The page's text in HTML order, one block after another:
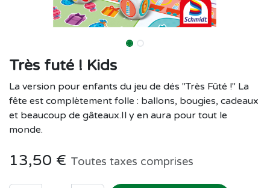
Très futé ! Kids
La version pour enfants du jeu de dés "Très Fûté !" La
fête est complètement folle : ballons, bougies, cadeaux
et beaucoup de gâteaux.Il y en aura pour tout le
monde.
13,50 € Toutes taxes comprises